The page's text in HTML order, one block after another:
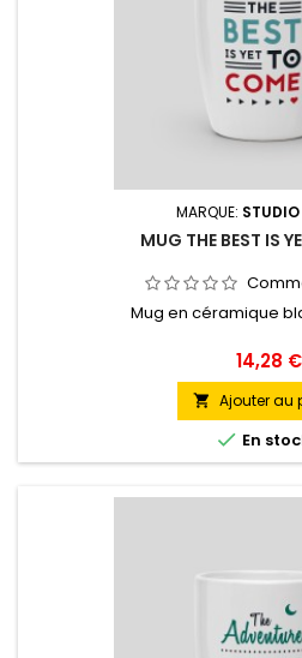
MARQUE:
MUG THE BEST IS
Mug en céramique
Prix
14,28 €
 Ajouter au
 En